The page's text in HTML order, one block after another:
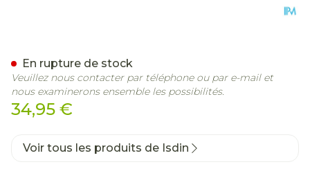
34,95 €
En rupture de stock
Veuillez nous contacter par téléphone ou par e-mail et
nous examinerons ensemble les possibilités.
Voir tous les produits de Isdin